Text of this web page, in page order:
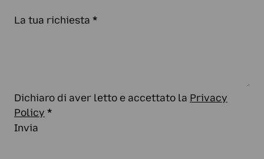
La tua richiesta *
Dichiaro di aver letto e accettato la Privacy
Policy *
Invia